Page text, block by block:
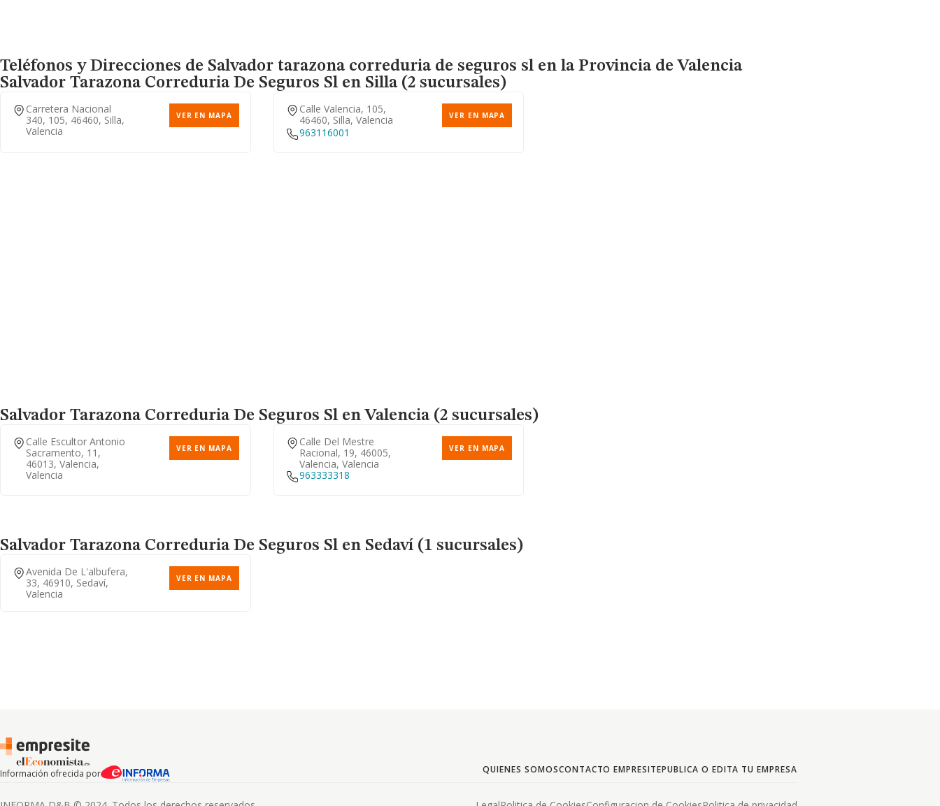
Teléfonos y Direcciones de Salvador tarazona correduria de seguros sl en la Provincia de Valencia
Salvador Tarazona Correduria De Seguros Sl en Silla (2 sucursales)
Carretera Nacional
340, 105, 46460, Silla,
Valencia
VER EN MAPA
Calle Valencia, 105,
46460, Silla, Valencia
VER EN MAPA
963116001
Salvador Tarazona Correduria De Seguros Sl en Valencia (2 sucursales)
Calle Escultor Antonio
Sacramento, 11,
46013, Valencia,
Valencia
VER EN MAPA
Calle Del Mestre
Racional, 19, 46005,
Valencia, Valencia
VER EN MAPA
963333318
Salvador Tarazona Correduria De Seguros Sl en Sedaví (1 sucursales)
Avenida De L'albufera,
33, 46910, Sedaví,
Valencia
VER EN MAPA
Información ofrecida por QUIENES SOMOSCONTACTO EMPRESITEPUBLICA O EDITA TU EMPRESA